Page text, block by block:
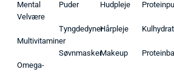
Mental
Velvære
Multivitaminer
Omega-
Puder
Tyngdedyner
Søvnmasker
Hudpleje
Hårpleje
Makeup